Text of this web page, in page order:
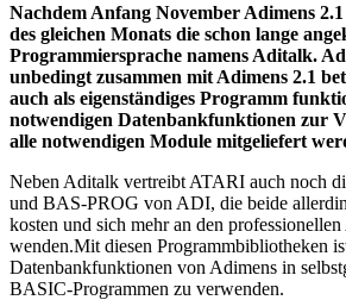
Nachdem Anfang November Adimens
des gleichen Monats die schon lange
Programmiersprache namens Aditalk.
unbedingt zusammen mit Adimens 2.1
auch als eigenständiges Programm
notwendigen Datenbankfunktionen zur
alle notwendigen Module mitgeliefert
Neben Aditalk vertreibt ATARI auch noch
und BAS-PROG von ADI, die beide
kosten und sich mehr an den
wenden.Mit diesen Programmbibliotheken
Datenbankfunktionen von Adimens in
BASIC-Programmen zu verwenden.